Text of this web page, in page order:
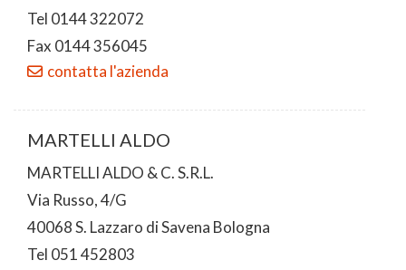
Tel 0144 322072
Fax 0144 356045
contatta l'azienda
MARTELLI ALDO
MARTELLI ALDO & C. S.R.L.
Via Russo, 4/G
40068 S. Lazzaro di Savena Bologna
Tel 051 452803